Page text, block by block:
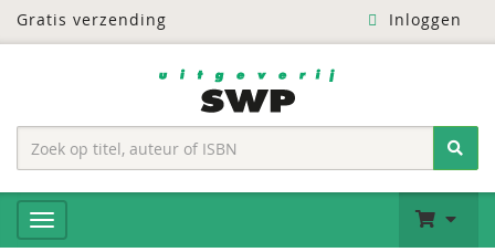
Gratis verzending Inloggen